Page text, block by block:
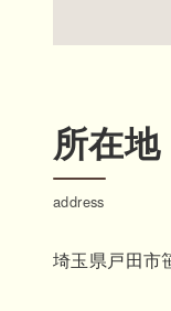
所在地
address
埼玉県戸田市